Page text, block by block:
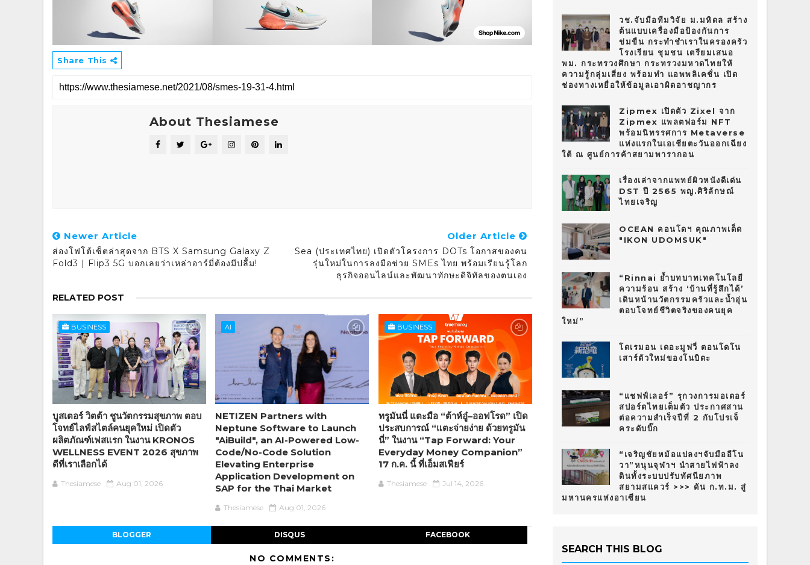
Share This
About Thesiamese
Newer Article
ส่องโฟโต้เซ็ตล่าสุดจาก BTS X Samsung Galaxy Z
Fold3 | Flip3 5G บอกเลยว่าเหล่าอาร์มี่ต้องมีปลื้ม!
Older Article
Sea (ประเทศไทย) เปิดตัวโครงการ DOTs โอกาสของคน
รุ่นใหม่ในการลงมือช่วย SMEs ไทย พร้อมเรียนรู้โลก
ธุรกิจออนไลน์และพัฒนาทักษะดิจิทัลของตนเอง
RELATED POST
BUSINESS
บูสเตอร์ วิตต้า ชูนวัตกรรมสุขภาพ ตอบ
โจทย์ไลฟ์สไตล์คนยุคใหม่ เปิดตัว
ผลิตภัณฑ์เฟสแรก ในงาน KRONOS
WELLNESS EVENT 2026 สุขภาพ
ดีที่เราเลือกได้
Thesiamese Aug 01, 2026
AI
NETIZEN Partners with
Neptune Software to Launch
"AiBuild", an AI-Powered Low-
Code/No-Code Solution
Elevating Enterprise
Application Development on
SAP for the Thai Market
Thesiamese Aug 01, 2026
BUSINESS
ทรูมันนี่ แตะมือ “ต้าห์อู๋–ออฟโรด” เปิด
ประสบการณ์ “แตะจ่ายง่าย ด้วยทรูมัน
นี่” ในงาน “Tap Forward: Your
Everyday Money Companion”
17 ก.ค. นี้ ที่เอ็มสเฟียร์
Thesiamese Jul 14, 2026
BLOGGER DISQUS FACEBOOK
NO COMMENTS:
วช.จับมือทีมวิจัย ม.มหิดล สร้าง
ต้นแบบเครื่องมือป้องกันการ
ข่มขืน กระทำชำเราในครองครัว
โรงเรียน ชุมชน เตรียมเสนอ
พม. กระทรวงศึกษา กระทรวงมหาดไทยให้
ความรู้กลุ่มเสี่ยง พร้อมทำ แอพพลิเคชั่น เปิด
ช่องทางเหยื่อให้ข้อมูลเอาผิดอาชญากร
Zipmex เปิดตัว Zixel จาก
Zipmex แพลตฟอร์ม NFT
พร้อมนิทรรศการ Metaverse
แห่งแรกในเอเชียตะวันออกเฉียง
ใต้ ณ ศูนย์การค้าสยามพารากอน
เรื่องเล่าจากแพทย์ผิวหนังดีเด่น
DST ปี 2565 พญ.ศิริลักษณ์
ไทยเจริญ
OCEAN คอนโดฯ คุณภาพเด็ด
"IKON UDOMSUK"
“Rinnai ย้ำบทบาทเทคโนโลยี
ความร้อน สร้าง ‘บ้านที่รู้สึกได้’
เดินหน้านวัตกรรมครัวและน้ำอุ่น
ตอบโจทย์ชีวิตจริงของคนยุค
ใหม่”
โดเรมอน เดอะมูฟวี่ ตอนโดโน
เสาร์ตัวใหม่ของโนบิตะ
“แชฟฟ์เลอร์” รุกวงการมอเตอร์
สปอร์ตไทยเต็มตัว ประกาศสาน
ต่อความสำเร็จปีที่ 2 กับโปรเจ็
คระดับบิ๊ก
“เจริญชัยหม้อแปลงฯจับมืออีโน
วา”หนุนจุฬาฯ นำสายไฟฟ้าลง
ดินทั้งระบบปรับทัศนียภาพ
สยามสแควร์ >>> ดัน ก.ท.ม. สู่
มหานครแห่งอาเซียน
SEARCH THIS BLOG